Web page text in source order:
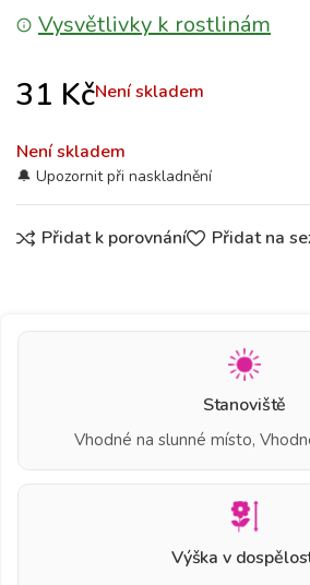
Vysvětlivky k rostlinám
31 KčNení skladem
Není skladem
Přidat k porovnání Přidat na
Stanoviště
Vhodné na slunné místo,
Výška v